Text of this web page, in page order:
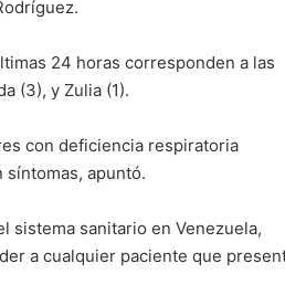
24 horas corresponden a las
(3), y Zulia (1).
con deficiencia respiratoria
apuntó.
sistema sanitario en Venezuela,
a cualquier paciente que